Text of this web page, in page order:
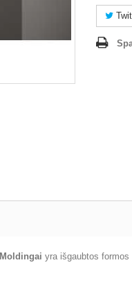
Moldingai yra išgaubtos